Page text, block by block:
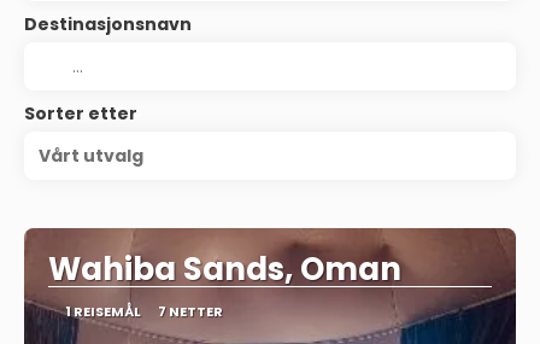
Destinasjonsnavn
Sorter etter
Vårt utvalg
Wahiba Sands, Oman
1 REISEMÅL 7 NETTER